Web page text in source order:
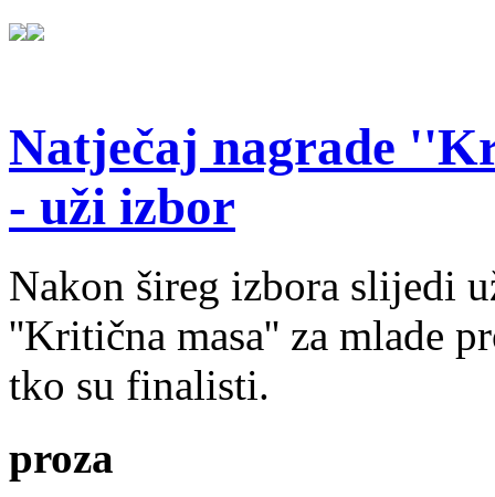
Natječaj nagrade
- uži izbor
Nakon šireg izbora slijedi
''Kritična masa'' za mlade
tko su finalisti.
proza